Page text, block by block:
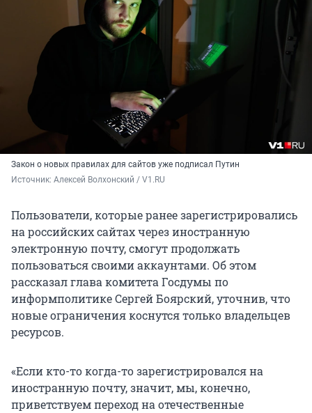
Закон о новых правилах для сайтов уже подписал Путин
Источник: Алексей Волхонский / V1.RU
Пользователи, которые ранее зарегистрировались
на российских сайтах через иностранную
электронную почту, смогут продолжать
пользоваться своими аккаунтами. Об этом
рассказал глава комитета Госдумы по
информполитике Сергей Боярский, уточнив, что
новые ограничения коснутся только владельцев
ресурсов.
«Если кто-то когда-то зарегистрировался на
иностранную почту, значит, мы, конечно,
приветствуем переход на отечественные